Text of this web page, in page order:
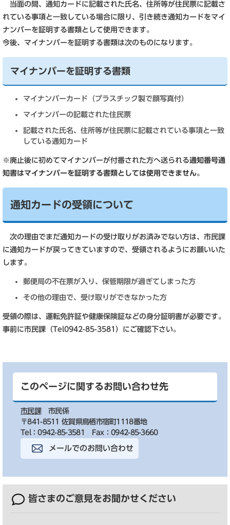
当面の間、通知カードに記載された氏名、住所等が住民票に記載さ
れている事項と一致している場合に限り、引き続き通知カードをマイ
ナンバーを証明する書類として使用できます。
今後、マイナンバーを証明する書類は次のものになります。
マイナンバーを証明する書類
マイナンバーカード（プラスチック製で顔写真付）
マイナンバーの記載された住民票
記載された氏名、住所等が住民票に記載されている事項と一致
している通知カード
※廃止後に初めてマイナンバーが付番された方へ送られる通知番号通
知書はマイナンバーを証明する書類としては使用できません。
通知カードの受領について
次の理由でまだ通知カードの受け取りがお済みでない方は、市民課
に通知カードが戻ってきていますので、受領されるようにお願いいた
します。
郵便局の不在票が入り、保管期限が過ぎてしまった方
その他の理由で、受け取りができなかった方
受領の際は、運転免許証や健康保険証などの身分証明書が必要です。
事前に市民課（Tel0942-85-3581）にご確認下さい。
このページに関するお問い合わせ先
市民課
市民係
〒841-8511 佐賀県鳥栖市宿町1118番地
Tel：0942-85-3581
Fax：0942-85-3660
メールでのお問い合わせ
皆さまのご意見をお聞かせください